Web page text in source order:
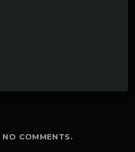
COMMENTS.